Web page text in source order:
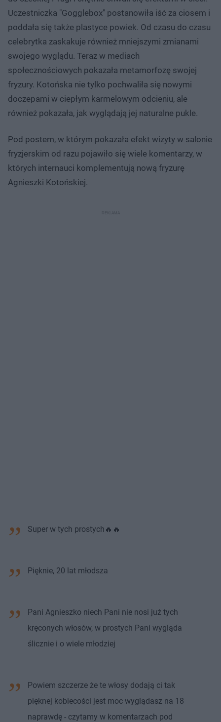
Uczestniczka "Gogglebox" postanowiła iść za ciosem i
poddała się także plastyce powiek. Od czasu do czasu
celebrytka zaskakuje również mniejszymi zmianami
swojego wyglądu. Teraz w mediach
społecznościowych pokazała metamorfozę swojej
fryzury. Kotońska nie tylko pochwaliła się nowymi
doczepami w ciepłym karmelowym odcieniu, ale
również pokazała, jak wyglądają jej naturalne pukle.
Pod postem, w którym pokazała efekt wizyty w salonie
fryzjerskim od razu pojawiło się wiele komentarzy, w
których internauci komplementują nową fryzurę
Agnieszki Kotońskiej.
Super w tych prostych🔥🔥
Pięknie, 20 lat młodsza
Pani Agnieszko niech Pani nie nosi już tych
kręconych włosów, w prostych Pani wygląda
ślicznie i o wiele młodziej
Powiem szczerze że te włosy dodają ci tak
pięknej kobiecości jest moc wyglądasz na 18
naprawdę - czytamy w komentarzach pod